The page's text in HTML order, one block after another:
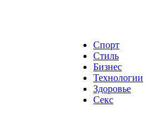
Спорт
Стиль
Бизнес
Технологии
Здоровье
Секс